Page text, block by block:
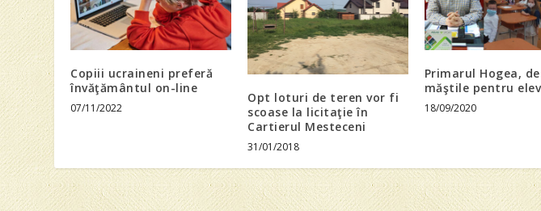
Copiii ucraineni preferă
învăţământul on-line
07/11/2022
Opt loturi de teren vor fi
scoase la licitaţie în
Cartierul Mesteceni
31/01/2018
Primarul Hogea,
măştile pentru
18/09/2020